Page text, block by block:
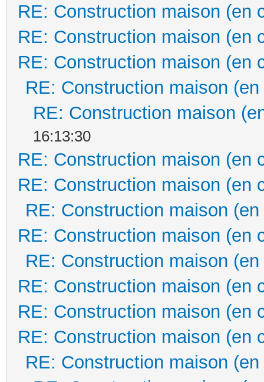
RE: Construction maison (en
RE: Construction maison (en
RE: Construction maison (en
RE: Construction maison
RE: Construction maison
16:13:30
RE: Construction maison (en
RE: Construction maison (en
RE: Construction maison
RE: Construction maison (en
RE: Construction maison
RE: Construction maison (en
RE: Construction maison (en
RE: Construction maison (en
RE: Construction maison